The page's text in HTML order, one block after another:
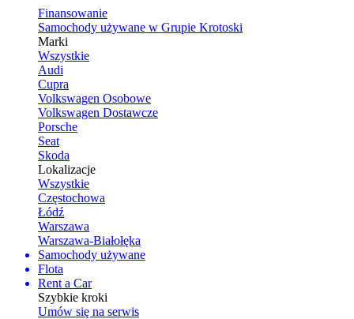
Finansowanie
Samochody używane w Grupie Krotoski
Marki
Wszystkie
Audi
Cupra
Volkswagen Osobowe
Volkswagen Dostawcze
Porsche
Seat
Skoda
Lokalizacje
Wszystkie
Częstochowa
Łódź
Warszawa
Warszawa-Białołęka
Samochody używane
Flota
Rent a Car
Szybkie kroki
Umów się na serwis